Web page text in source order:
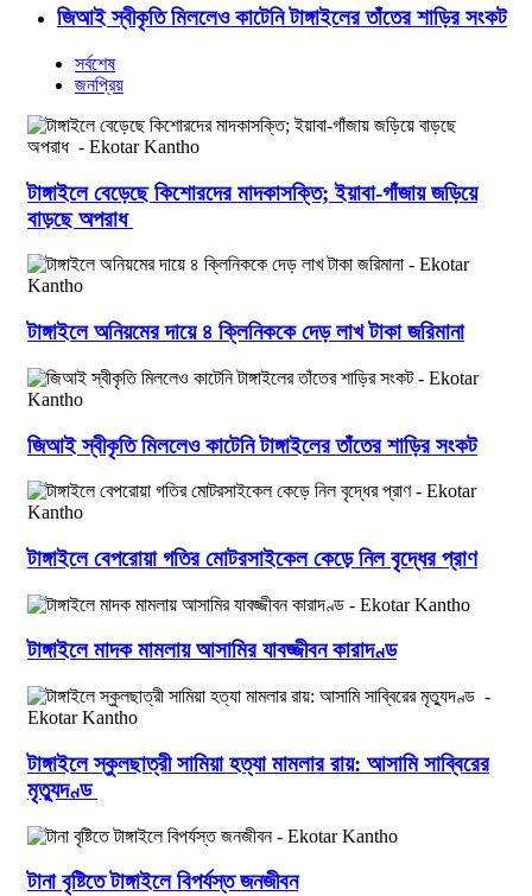
জিআই স্বীকৃতি মিললেও কাটেনি টাঙ্গাইলের তাঁতের শাড়ির সংকট
সর্বশেষ
জনপ্রিয়
টাঙ্গাইলে বেড়েছে কিশোরদের মাদকাসক্তি; ইয়াবা-গাঁজায় জড়িয়ে
বাড়ছে অপরাধ
টাঙ্গাইলে অনিয়মের দায়ে ৪ ক্লিনিককে দেড় লাখ টাকা জরিমানা
জিআই স্বীকৃতি মিললেও কাটেনি টাঙ্গাইলের তাঁতের শাড়ির সংকট
টাঙ্গাইলে বেপরোয়া গতির মোটরসাইকেল কেড়ে নিল বৃদ্ধের প্রাণ
টাঙ্গাইলে মাদক মামলায় আসামির যাবজ্জীবন কারাদণ্ড
টাঙ্গাইলে স্কুলছাত্রী সামিয়া হত্যা মামলার রায়: আসামি সাব্বিরের
মৃত্যুদণ্ড
টানা বৃষ্টিতে টাঙ্গাইলে বিপর্যস্ত জনজীবন